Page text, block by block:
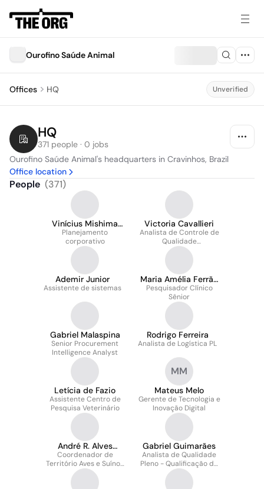
Ourofino Saúde Animal
Offices HQ Unverified
HQ
371 people · 0 jobs
Ourofino Saúde Animal's headquarters in Cravinhos, Brazil
Office location
People (371)
Vinícius Mishima
Rodrigues
Planejamento
corporativo
Victoria Cavallieri
Analista de Controle de
Qualidade
Microbiológico Pl
Ademir Junior
Assistente de sistemas
Maria Amélia Ferrão
Pupin
Pesquisador Clínico
Sênior
Gabriel Malaspina
Senior Procurement
Intelligence Analyst
Rodrigo Ferreira
Analista de Logística PL
Letícia de Fazio
Assistente Centro de
Pesquisa Veterinário
MM
Mateus Melo
Gerente de Tecnologia e
Inovação Digital
André R. Alves
Zanzotti
Coordenador de
Território Aves e Suínos
- SP/GO/MT/NE
Gabriel Guimarães
Analista de Qualidade
Pleno - Qualificação de
Fornecedores